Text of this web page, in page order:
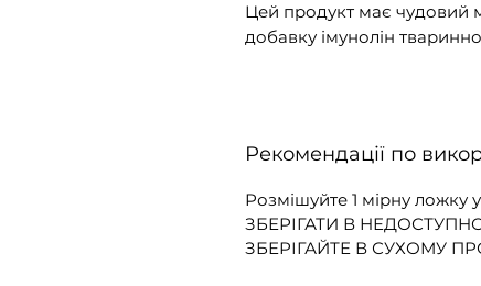
Цей продукт має чудовий
добавку імунолін
Рекомендації по
Розмішуйте 1 мірну ложку
ЗБЕРІГАТИ В
ЗБЕРІГАЙТЕ В СУХОМУ